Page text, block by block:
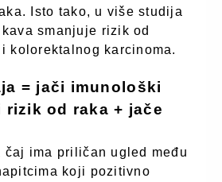
Isto tako, u više studija
smanjuje rizik od
kolorektalnog karcinoma.
= jači imunološki
rizik od raka + jače
čaj ima priličan ugled među
koji pozitivno